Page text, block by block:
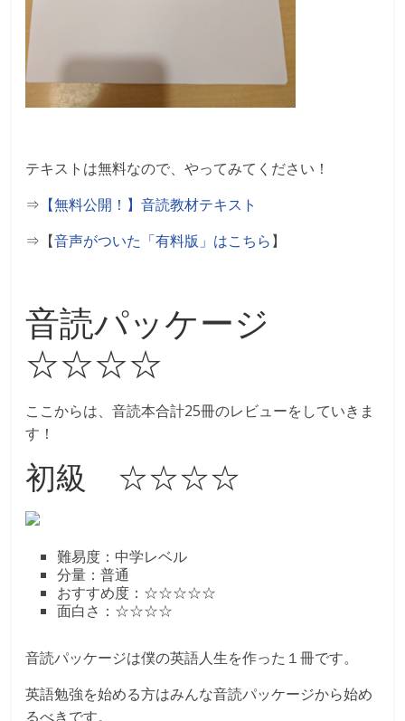
テキストは無料なので、やってみてください！
⇒ 【無料公開！】音読教材テキスト
⇒【音声がついた「有料版」はこちら】
音読パッケージ
☆☆☆☆
ここからは、音読本合計25冊のレビューをしていきま
す！
初級 ☆☆☆☆
難易度：中学レベル
分量：普通
おすすめ度：☆☆☆☆☆
面白さ：☆☆☆☆
音読パッケージは僕の英語人生を作った１冊です。
英語勉強を始める方はみんな音読パッケージから始め
るべきです。